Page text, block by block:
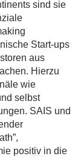
sind sie
Start-ups
aus
Hierzu
wie
selbst
SAIS und
positiv in die